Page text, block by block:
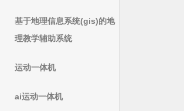
基于地理信息系统(gis)的地
理教学辅助系统
运动一体机
ai运动一体机